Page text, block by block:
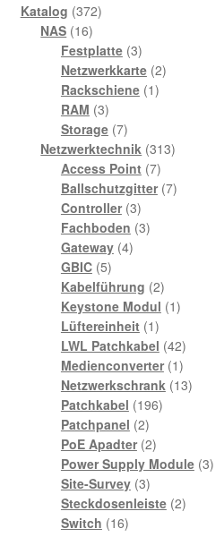
Katalog 372372
NAS 1616
Produkte
Festplatte 33
Produkte
Netzwerkkarte 22
Rackschiene 11
RAM 33
Produkte
Storage 77
Produkte
Netzwerktechnik 313313
Access Point 77
Produkte
Ballschutzgitter 77
Controller 33
Produkte
Fachboden 33
Gateway 44
GBIC 55
Produkte
Kabelführung 22
Produkte
Keystone Modul 11
Lüftereinheit 11
Produkt
LWL Patchkabel 4242
Produkte
Medienconverter 11
Produkt
Netzwerkschrank 1313
Patchkabel 196196
Patchpanel 22
Produkte
PoE Apadter 22
Produkte
Power Supply Module 33
Site-Survey 33
Produkte
Steckdosenleiste 22
Switch 1616